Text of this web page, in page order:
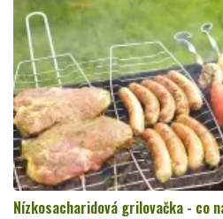
Nízkosacharidová grilovačka - co